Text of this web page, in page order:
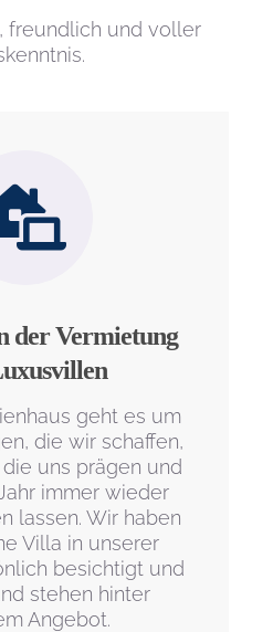
freundlich und voller
der Vermietung
geht es um
die wir schaffen,
uns prägen und
immer wieder
lassen. Wir haben
Villa in unserer
besichtigt und
stehen hinter
Angebot.